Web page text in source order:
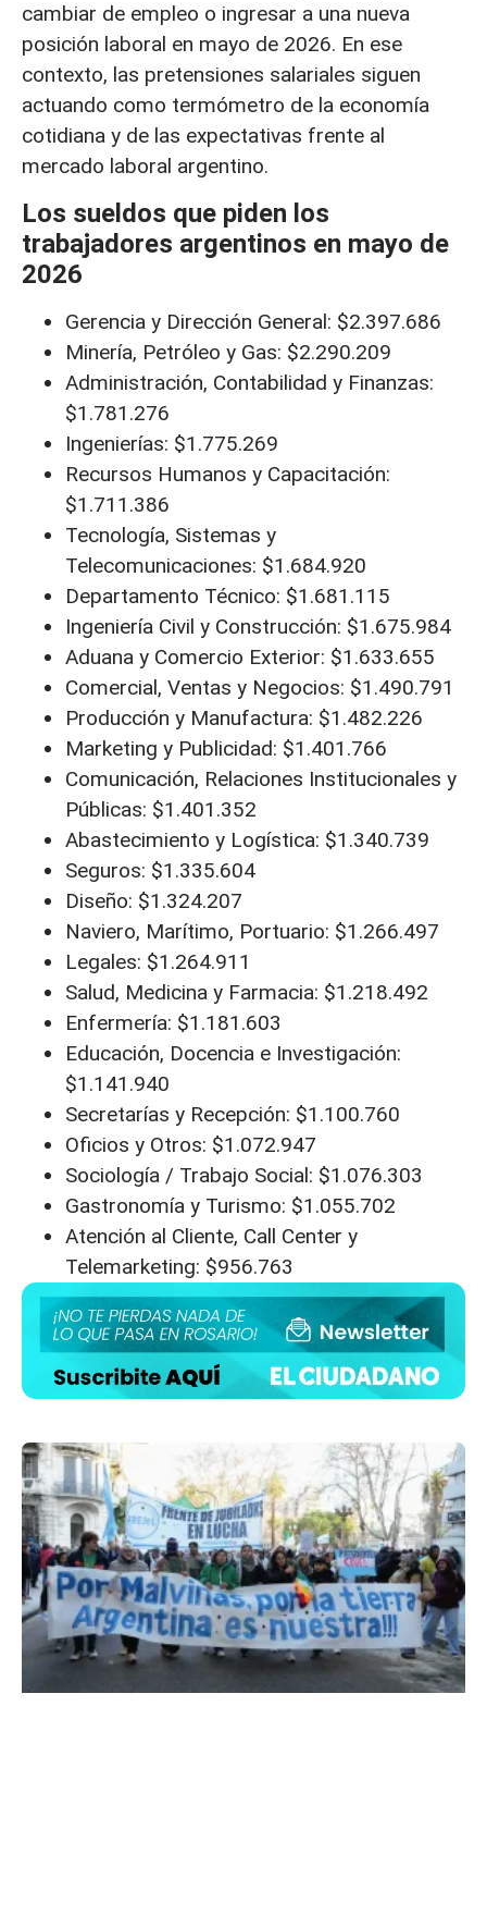
cambiar de empleo o ingresar a una nueva
posición laboral en mayo de 2026. En ese
contexto, las pretensiones salariales siguen
actuando como termómetro de la economía
cotidiana y de las expectativas frente al
mercado laboral argentino.
Los sueldos que piden los
trabajadores argentinos en mayo de
2026
Gerencia y Dirección General: $2.397.686
Minería, Petróleo y Gas: $2.290.209
Administración, Contabilidad y Finanzas:
$1.781.276
Ingenierías: $1.775.269
Recursos Humanos y Capacitación:
$1.711.386
Tecnología, Sistemas y
Telecomunicaciones: $1.684.920
Departamento Técnico: $1.681.115
Ingeniería Civil y Construcción: $1.675.984
Aduana y Comercio Exterior: $1.633.655
Comercial, Ventas y Negocios: $1.490.791
Producción y Manufactura: $1.482.226
Marketing y Publicidad: $1.401.766
Comunicación, Relaciones Institucionales y
Públicas: $1.401.352
Abastecimiento y Logística: $1.340.739
Seguros: $1.335.604
Diseño: $1.324.207
Naviero, Marítimo, Portuario: $1.266.497
Legales: $1.264.911
Salud, Medicina y Farmacia: $1.218.492
Enfermería: $1.181.603
Educación, Docencia e Investigación:
$1.141.940
Secretarías y Recepción: $1.100.760
Oficios y Otros: $1.072.947
Sociología / Trabajo Social: $1.076.303
Gastronomía y Turismo: $1.055.702
Atención al Cliente, Call Center y
Telemarketing: $956.763